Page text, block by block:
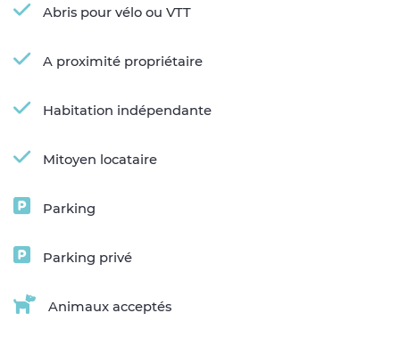
Abris pour vélo ou VTT
A proximité propriétaire
Habitation indépendante
Mitoyen locataire
Parking
Parking privé
Animaux acceptés